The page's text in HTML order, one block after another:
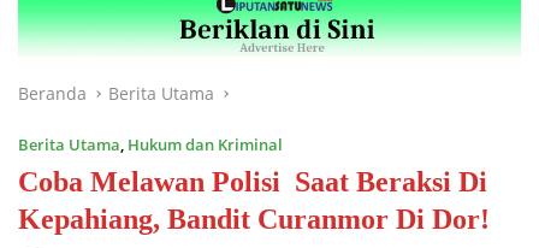
Beranda Berita Utama
Berita Utama, Hukum dan Kriminal
Coba Melawan Polisi Saat Beraksi Di
Kepahiang, Bandit Curanmor Di Dor!